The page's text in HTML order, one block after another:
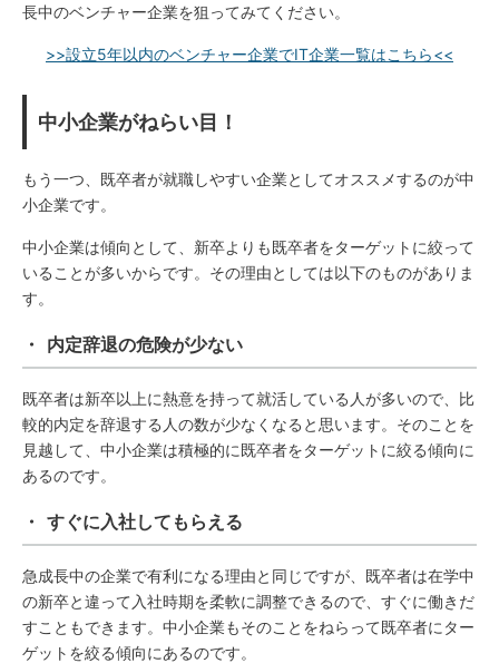
長中のベンチャー企業を狙ってみてください。
>>設立5年以内のベンチャー企業でIT企業一覧はこちら<<
中小企業がねらい目！
もう一つ、既卒者が就職しやすい企業としてオススメするのが中
小企業です。
中小企業は傾向として、新卒よりも既卒者をターゲットに絞って
いることが多いからです。その理由としては以下のものがありま
す。
・ 内定辞退の危険が少ない
既卒者は新卒以上に熱意を持って就活している人が多いので、比
較的内定を辞退する人の数が少なくなると思います。そのことを
見越して、中小企業は積極的に既卒者をターゲットに絞る傾向に
あるのです。
・ すぐに入社してもらえる
急成長中の企業で有利になる理由と同じですが、既卒者は在学中
の新卒と違って入社時期を柔軟に調整できるので、すぐに働きだ
すこともできます。中小企業もそのことをねらって既卒者にター
ゲットを絞る傾向にあるのです。